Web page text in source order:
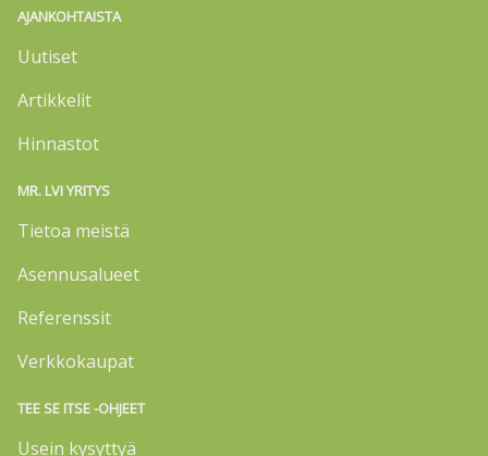
AJANKOHTAISTA
Uutiset
Artikkelit
Hinnastot
MR. LVI YRITYS
Tietoa meistä
Asennusalueet
Referenssit
Verkkokaupat
TEE SE ITSE -OHJEET
Usein kysyttyä